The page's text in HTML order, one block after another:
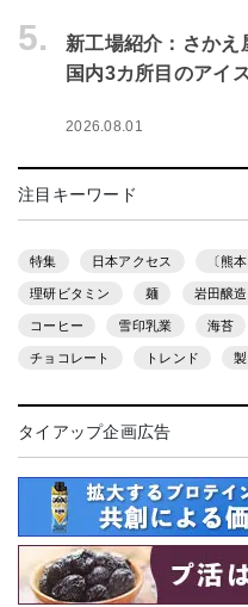
5.
新工場紹介：さか
国内3カ所目のアイ
2026.08.01
注目キーワード
特集 日本アクセス 〔熊
理研ビタミン 麺 岩田醸造
コーヒー 雪印乳業 海苔
チョコレート トレンド
タイアップ企画広告